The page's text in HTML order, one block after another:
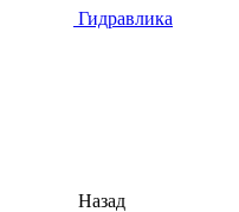
Гидравлика
Назад